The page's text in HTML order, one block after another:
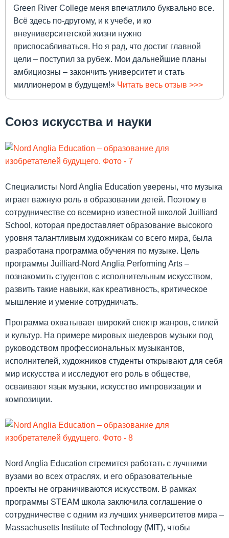
Green River College меня впечатлило буквально все.
Всё здесь по-другому, и к учебе, и ко
внеуниверситетской жизни нужно
приспосабливаться. Но я рад, что достиг главной
цели – поступил за рубеж. Мои дальнейшие планы
амбициозны – закончить университет и стать
миллионером в будущем!» Читать весь отзыв >>>
Союз искусства и науки
Специалисты Nord Anglia Education уверены, что музыка
играет важную роль в образовании детей. Поэтому в
сотрудничестве со всемирно известной школой Juilliard
School, которая предоставляет образование высокого
уровня талантливым художникам со всего мира, была
разработана программа обучения по музыке. Цель
программы Juilliard-Nord Anglia Performing Arts –
познакомить студентов с исполнительным искусством,
развить такие навыки, как креативность, критическое
мышление и умение сотрудничать.
Программа охватывает широкий спектр жанров, стилей
и культур. На примере мировых шедевров музыки под
руководством профессиональных музыкантов,
исполнителей, художников студенты открывают для себя
мир искусства и исследуют его роль в обществе,
осваивают язык музыки, искусство импровизации и
композиции.
Nord Anglia Education стремится работать с лучшими
вузами во всех отраслях, и его образовательные
проекты не ограничиваются искусством. В рамках
программы STEAM школа заключила соглашение о
сотрудничестве с одним из лучших университетов мира –
Massachusetts Institute of Technology (MIT), чтобы